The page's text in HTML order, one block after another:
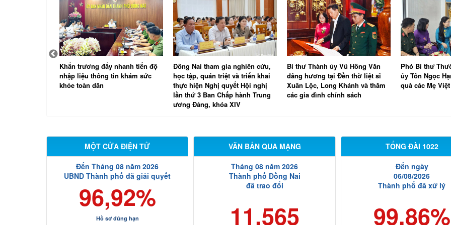
Khẩn trương đẩy nhanh tiến độ
nhập liệu thông tin khám sức
khỏe toàn dân
Đồng Nai tham gia nghiên cứu,
học tập, quán triệt và triển khai
thực hiện Nghị quyết Hội nghị
lần thứ 3 Ban Chấp hành Trung
ương Đảng, khóa XIV
Bí thư Thành ủy Vũ Hồng Văn
dâng hương tại Đền thờ liệt sĩ
Xuân Lộc, Long Khánh và thăm
các gia đình chính sách
Phó Bí thư
ủy Tôn Ngọc
quà các Mẹ
MỘT CỬA ĐIỆN TỬ
Đến Tháng 08 năm 2026
UBND Thành phố đã giải quyết
96,92%
Hồ sơ đúng hạn
VĂN BẢN QUA MẠNG
Tháng 08 năm 2026
Thành phố Đồng Nai
đã trao đổi
11.565
TỔNG ĐÀI 1022
Đến ngày
06/08/2026
Thành phố đã xử lý
99.86%